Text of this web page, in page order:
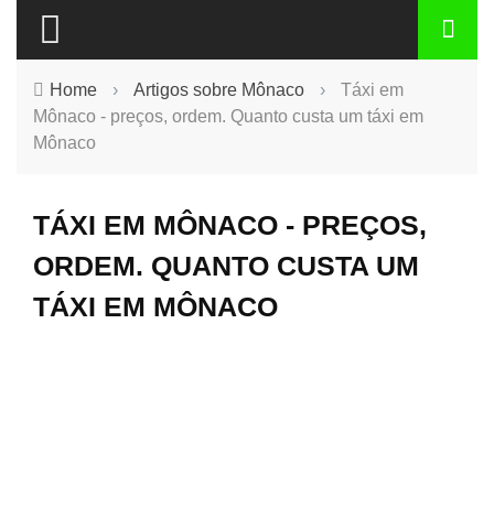
Home › Artigos sobre Mônaco ›
Táxi em
Mônaco - preços, ordem. Quanto custa um táxi em
Mônaco
TÁXI EM MÔNACO - PREÇOS,
ORDEM. QUANTO CUSTA UM
TÁXI EM MÔNACO